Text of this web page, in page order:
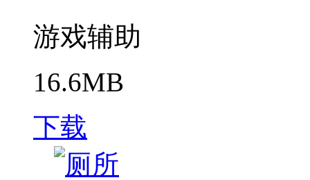
游戏辅助
16.6MB
下载